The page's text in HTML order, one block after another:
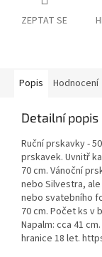
ZEPTAT SE
Popis Hodnocení
Detailní
Ruční prskavky -
prskavek. Uvnitř
70 cm. Vánoční
nebo Silvestra,
nebo svatebního
70 cm. Počet ks v
Napalm: cca 41
hranice 18 let.